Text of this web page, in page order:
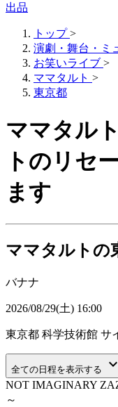
出品
トップ >
演劇・舞台・ミ
お笑いライブ >
ママタルト >
東京都
ママタル
トのリセ
ます
ママタルトの
バナナ
2026/08/29(土) 16:00
東京都 科学技術館 サ
全ての日程を表示する keyboard_arrow_down
NOT IMAGINARY
～